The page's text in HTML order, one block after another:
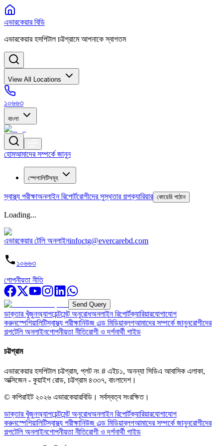
এভারকেয়ার বিডি
এভারকেয়ার হসপিটাল চট্টগ্রামে আপনাকে স্বাগতম
View All Locations
১০৬৬৩
বাংলা
হোমআমাদের সম্পর্কে জানুন
স্পেশালিটিসমূহ
স্বাস্থ্য পরীক্ষাঅনলাইন রিপোর্টরোগীদের সুস্থতার গল্পক্যারিয়ার কোয়েরি পাঠান
Loading...
এভারকেয়ার টেলি অনলাইনinfoctg@evercarebd.com
১০৬৬৩
গোপনীয়তা নীতি
Send Query
ডাক্তার খুঁজুনঅ্যাপয়েন্টমেন্ট অনুরোধঅনলাইন রিপোর্টক্যারিয়ারযোগাযোগ
করুনস্পেশিয়ালিটিস্বাস্থ্য পরীক্ষানিউজ এন্ড মিডিয়াব্লগআমাদের সম্পর্কে জানুনরোগীদের
গল্পটেলি অনলাইনগোপনীয়তা নীতিরোগী ও দর্শনার্থী গাইড
চট্টগ্রাম
এভারকেয়ার হসপিটাল চট্টগ্রাম, প্লট নং # এইচ১, অনন্যা সিডিএ আবাসিক এলাকা,
অক্সিজেন - কুয়াইশ রোড, চট্টগ্রাম ৪৩৩৭, বাংলাদেশ।
© কপিরাইট ২০২৬ এভারকেয়ারবিডি। সর্বস্বত্ব সংরক্ষিত।
ডাক্তার খুঁজুনঅ্যাপয়েন্টমেন্ট অনুরোধঅনলাইন রিপোর্টক্যারিয়ারযোগাযোগ
করুনস্পেশিয়ালিটিস্বাস্থ্য পরীক্ষানিউজ এন্ড মিডিয়াব্লগআমাদের সম্পর্কে জানুনরোগীদের
গল্পটেলি অনলাইনগোপনীয়তা নীতিরোগী ও দর্শনার্থী গাইড